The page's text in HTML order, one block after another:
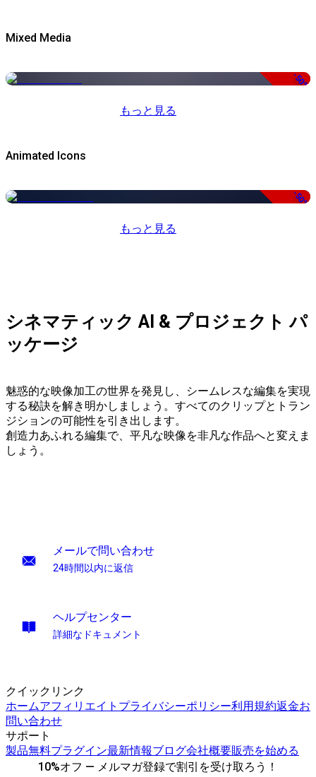
Mixed Media
-50%
もっと見る
Animated Icons
-50%
もっと見る
シネマティック AI & プロジェクト パ
ッケージ
魅惑的な映像加工の世界を発見し、シームレスな編集を実現
する秘訣を解き明かしましょう。すべてのクリップとトラン
ジションの可能性を引き出します。
創造力あふれる編集で、平凡な映像を非凡な作品へと変えま
しょう。
メールで問い合わせ
24時間以内に返信
ヘルプセンター
詳細なドキュメント
クイックリンク
ホームアフィリエイト プライバシーポリシー利用規約返金お
問い合わせ
サポート
製品無料プラグイン最新情報ブログ会社概要販売を始める
10%オフ — メルマガ登録で割引を受け取ろう！